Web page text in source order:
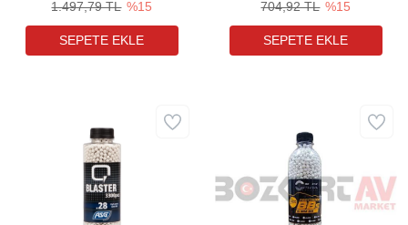
1.497,79 TL %15 704,92 TL %15